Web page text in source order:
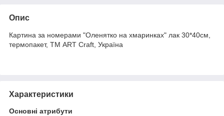
Опис
Картина за номерами "Оленятко на хмаринках" лак 30*40см,
термопакет, ТМ ART Craft, Україна
Характеристики
Основні атрибути